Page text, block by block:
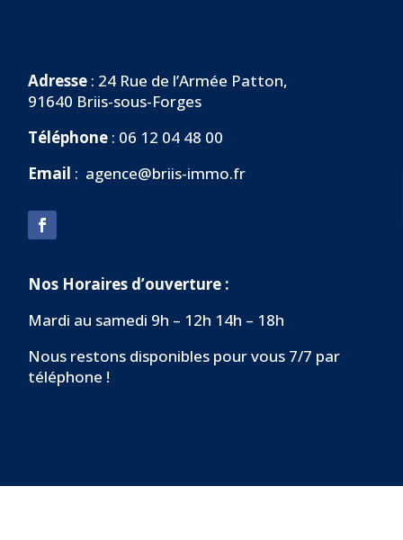
Adresse : 24 Rue de l’Armée Patton,
91640 Briis-sous-Forges
Téléphone : 06 12 04 48 00
Email : agence@briis-immo.fr
Nos Horaires d’ouverture :
Mardi au samedi 9h – 12h 14h – 18h
Nous restons disponibles pour vous 7/7 par
téléphone !